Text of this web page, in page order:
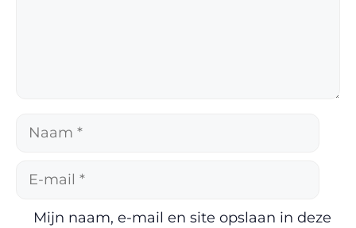
Naam
Mijn naam, e-mail en site opslaan in deze